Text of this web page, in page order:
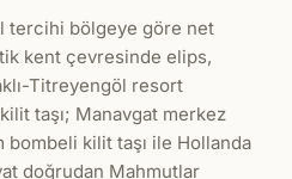
tercihi bölgeye göre net
kent çevresinde elips,
Titreyengöl resort
taşı; Manavgat merkez
kilit taşı ile Hollanda
doğrudan Mahmutlar